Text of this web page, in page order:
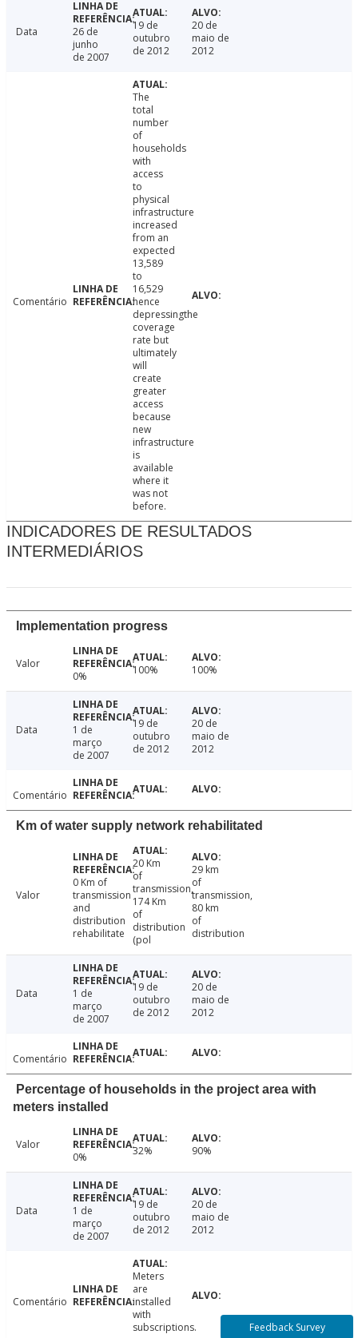
Data
26 de
junho
de 2007
19 de
outubro
de 2012
20 de
maio de
2012
Comentário
The
total
number
of
households
with
access
to
physical
infrastructure
increased
from an
expected
13,589
to
16,529
hence
depressingthe
coverage
rate but
ultimately
will
create
greater
access
because
new
infrastructure
is
available
where it
was not
before.
INDICADORES DE RESULTADOS
INTERMEDIÁRIOS
Implementation progress
Valor
0%
100% 100%
Data
1 de
março
de 2007
19 de
outubro
de 2012
20 de
maio de
2012
Comentário
Km of water supply network rehabilitated
Valor
0 Km of
transmission
and
distribution
rehabilitate
20 Km
of
transmission,
174 Km
of
distribution
(pol
29 km
of
transmission,
80 km
of
distribution
Data
1 de
março
de 2007
19 de
outubro
de 2012
20 de
maio de
2012
Comentário
Percentage of households in the project area with
meters installed
Valor
0%
32% 90%
Data
1 de
março
de 2007
19 de
outubro
de 2012
20 de
maio de
2012
Comentário
Meters
are
installed
with
subscriptions.
Feedback Survey